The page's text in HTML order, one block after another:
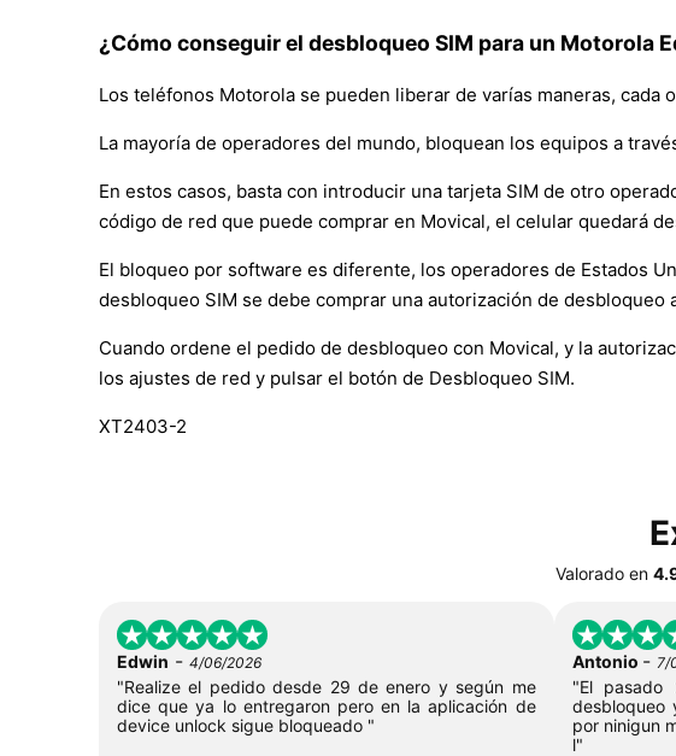
¿Cómo conseguir el desbloqueo SIM para un Motorola
Los teléfonos Motorola se pueden liberar de varías maneras,
La mayoría de operadores del mundo, bloquean los equipos a
En estos casos, basta con introducir una tarjeta SIM de otro
código de red que puede comprar en Movical, el celular quedará
El bloqueo por software es diferente, los operadores de Estados
desbloqueo SIM se debe comprar una autorización de desbloqueo
Cuando ordene el pedido de desbloqueo con Movical, y la
los ajustes de red y pulsar el botón de Desbloqueo SIM.
XT2403-2
Valorado en
Edwin - 4/06/2026
"Realize el pedido desde 29 de enero y según me
dice que ya lo entregaron pero en la aplicación de
device unlock sigue bloqueado "
Antonio - 7/
"El
desbloqueo
por ninigun
l"